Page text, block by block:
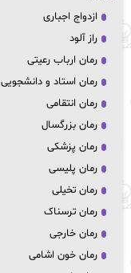
ازدواج اجباری
راز آلود
رمان ارباب رعیتی
رمان استاد و دانشجویی
رمان انتقامی
رمان بزرگسال
رمان پزشکی
رمان پلیسی
رمان تخیلی
رمان ترسناک
رمان خارجی
رمان خون اشامی